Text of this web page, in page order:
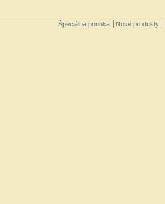
Špeciálna ponuka Nové produkty